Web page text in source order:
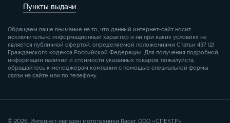
Пункты выдачи
Обращаем ваше внимание на то, что данный интернет-сайт носит
исключительно информационный характер и ни при каких условиях не
является публичной офертой, определяемой положениями Статьи 437 (2)
Гражданского кодекса Российской Федерации. Для получения подробной
информации наличии и стоимости указанных товаров, пожалуйста,
обращайтесь к менеджерам компании с помощью специальной формы
связи на сайте или по телефону.
© 2026. Интернет-магазин мототехники Racer. ООО «СПЕКТР»